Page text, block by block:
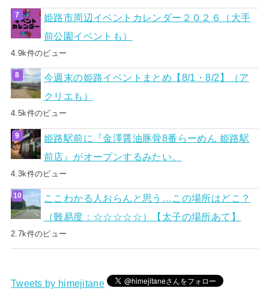
姫路市周辺イベントカレンダー２０２６（大手
前公園イベントも）
4.9k件のビュー
今週末の姫路イベントまとめ【8/1・8/2】（ア
クリエも）
4.5k件のビュー
姫路駅前に『金澤醤油豚骨8番らーめん 姫路駅
前店』がオープンするみたい。
4.3k件のビュー
ここわかる人おらんと思う…この場所はどこ？
（難易度：☆☆☆☆☆）【太子の場所あて】
2.7k件のビュー
Tweets by himejitane